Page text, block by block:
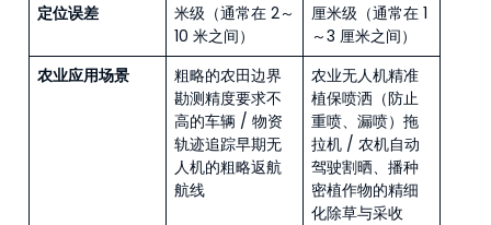
定位误差
米级（通常在 2～
10 米之间）
厘米级（通常在 1
～3 厘米之间）
农业应用场景
粗略的农田边界
勘测精度要求不
高的车辆 / 物资
轨迹追踪早期无
人机的粗略返航
航线
农业无人机精准
植保喷洒（防止
重喷、漏喷）拖
拉机 / 农机自动
驾驶割晒、播种
密植作物的精细
化除草与采收